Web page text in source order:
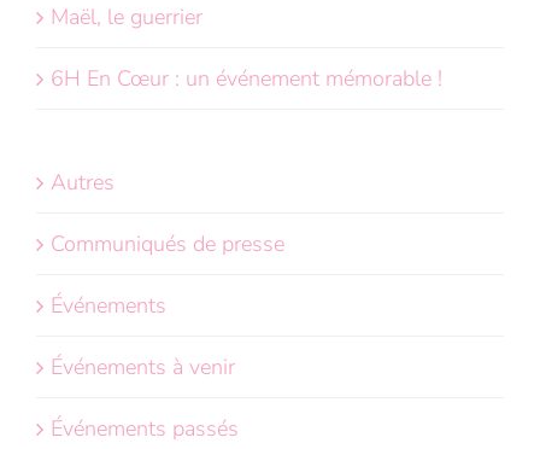
Maël, le guerrier
6H En Cœur : un événement mémorable !
Autres
Communiqués de presse
Événements
Événements à venir
Événements passés